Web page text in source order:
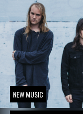
NEW MUSIC